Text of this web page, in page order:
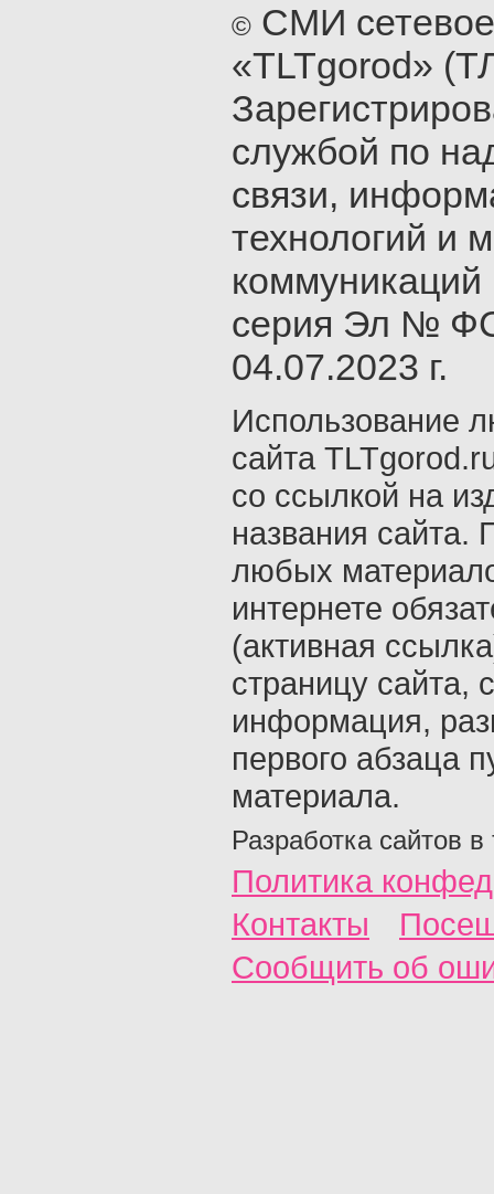
© СМИ
«TLTgorod»
службой по
связи,
технологий и
серия Эл №
04.07.2023 г.
Использование
сайта
со ссылкой на
названия сайта.
любых
интернете
(активная
страницу сайта,
информация,
первого абзаца
материала.
Разработка сайтов в
Политика
Контакты
Сообщить об